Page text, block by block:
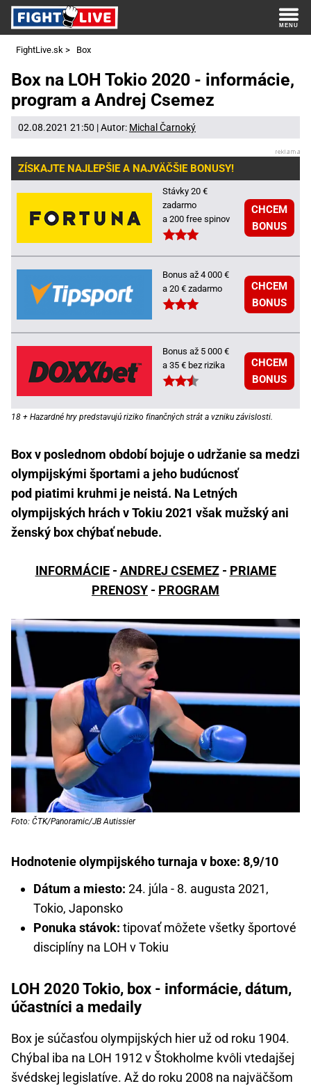
FightLive.sk > Box
Box na LOH Tokio 2020 - informácie,
program a Andrej Csemez
02.08.2021 21:50 | Autor: Michal Čarnoký
ZÍSKAJTE NAJLEPŠIE A NAJVÄČŠIE BONUSY!
Stávky 20 €
zadarmo
a 200 free spinov
CHCEM
BONUS
Bonus až 4 000 €
a 20 € zadarmo
CHCEM
BONUS
Bonus až 5 000 €
a 35 € bez rizika
CHCEM
BONUS
18 + Hazardné hry predstavujú riziko finančných strát a vzniku závislosti.
Box v poslednom období bojuje o udržanie sa medzi
olympijskými športami a jeho budúcnosť
pod piatimi kruhmi je neistá. Na Letných
olympijských hrách v Tokiu 2021 však mužský ani
ženský box chýbať nebude.
INFORMÁCIE- ANDREJ CSEMEZ- PRIAME
PRENOSY - PROGRAM
Foto: ČTK/Panoramic/JB Autissier
Hodnotenie olympijského turnaja v boxe: 8,9/10
Dátum a miesto: 24. júla - 8. augusta 2021,
Tokio, Japonsko
Ponuka stávok: tipovať môžete všetky športové
disciplíny na LOH v Tokiu
LOH 2020 Tokio, box - informácie, dátum,
účastníci a medaily
Box je súčasťou olympijských hier už od roku 1904.
Chýbal iba na LOH 1912 v Štokholme kvôli vtedajšej
švédskej legislatíve. Až do roku 2008 na najväčšom